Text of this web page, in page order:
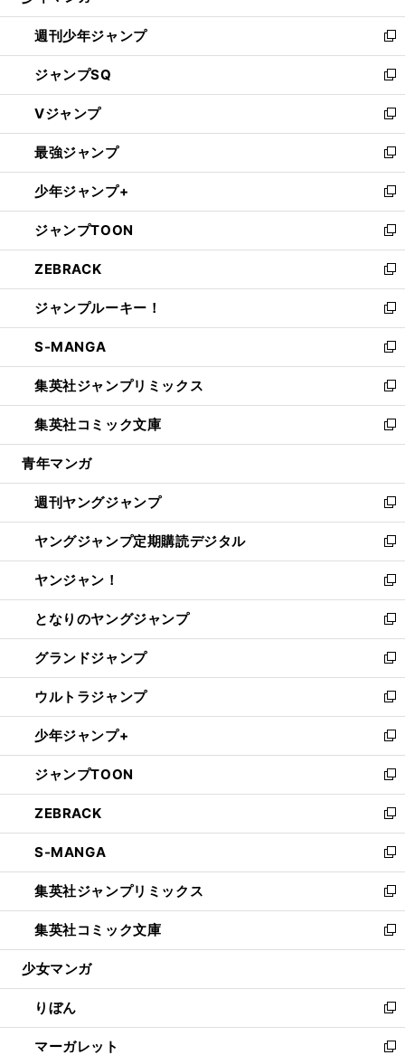
開
く
週刊少年ジャンプ
新
し
い
ウ
ィ
ン
ド
ウ
で
開
く
ジャンプSQ
新
し
い
ウ
ィ
ン
ド
ウ
で
開
く
Vジャンプ
新
し
い
ウ
ィ
ン
ド
ウ
で
開
く
最強ジャンプ
新
し
い
ウ
ィ
ン
ド
ウ
で
開
く
少年ジャンプ+
新
し
い
ウ
ィ
ン
ド
ウ
で
開
く
ジャンプTOON
新
し
い
ウ
ィ
ン
ド
ウ
で
開
く
ZEBRACK
新
し
い
ウ
ィ
ン
ド
ウ
で
開
ジャンプルーキー！
新
し
い
ウ
ィ
ン
ド
ウ
開
く
S-MANGA
新
し
い
ウ
ィ
ン
ウ
で
開
く
集英社ジャンプリミックス
新
し
い
ウ
ン
ド
ウ
で
開
く
集英社コミック文庫
新
し
ウ
ィ
ン
ド
ウ
で
開
く
青年マンガ
週刊ヤングジャンプ
新
し
い
ウ
ィ
ン
ド
ウ
で
開
く
ヤングジャンプ定期購読デジタル
新
し
い
ウ
ィ
ン
ド
ウ
で
開
く
ヤンジャン！
新
し
い
ウ
ィ
ン
ド
ウ
で
開
く
となりのヤングジャンプ
新
し
い
ウ
ィ
ン
ド
ウ
で
開
く
グランドジャンプ
新
し
い
ウ
ィ
ン
ド
ウ
で
開
く
ウルトラジャンプ
新
し
い
ウ
ィ
ン
ド
ウ
で
開
く
少年ジャンプ+
新
し
い
ウ
ィ
ン
ド
ウ
で
開
く
ジャンプTOON
新
し
い
ウ
ィ
ン
ド
ウ
で
開
ZEBRACK
新
し
い
ウ
ィ
ン
ド
ウ
開
く
S-MANGA
新
し
い
ウ
ィ
ン
ウ
で
開
く
集英社ジャンプリミックス
新
し
い
ウ
ン
ド
ウ
で
集英社コミック文庫
新
し
ウ
ィ
ン
ド
少女マンガ
りぼん
新
し
い
マーガレット 新